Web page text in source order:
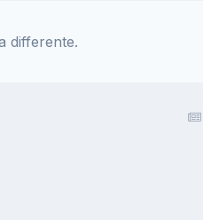
differente.